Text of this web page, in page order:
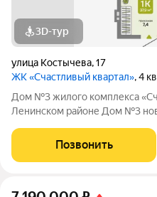
3D-тур
улица Костычева,17
ЖК «Счастливый квартал», 4
Дом №3 жилого комплекса
Ленинском районе Дом №3 новый формат «Счастливого
привычный комфорт жилого
камерной атмосферой
Позвонить